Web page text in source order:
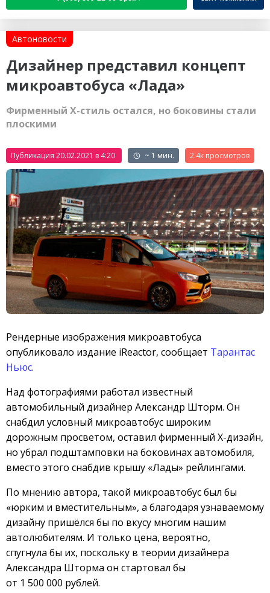
Автоновости
Дизайнер представил концепт
микроавтобуса «Лада»
Фирменный Х-стиль остался, но боковины стали
плоскими
Публикация 20.02.2021 в 4:20 ~ 1 мин. 2.4к
Рендерные изображения микроавтобуса
опубликовало издание iReactor, сообщает Тарантас
Ньюс.
Над фотографиями работал известный
автомобильный дизайнер Александр Шторм. Он
снабдил условный микроавтобус широким
дорожным просветом, оставил фирменный Х-дизайн,
но убрал подштамповки на боковинах автомобиля,
вместо этого снабдив крышу «Лады» рейлингами.
По мнению автора, такой микроавтобус был бы
«юрким и вместительным», а благодаря узнаваемому
дизайну пришёлся бы по вкусу многим нашим
автолюбителям. И только цена, вероятно,
спугнула бы их, поскольку в теории дизайнера
Александра Шторма он стартовал бы
от 1 500 000 рублей.